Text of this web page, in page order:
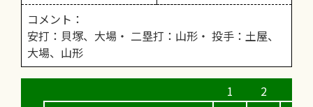
コメント：
安打：貝塚、大場・ 二塁打：山形・ 投手：土屋、
大場、山形